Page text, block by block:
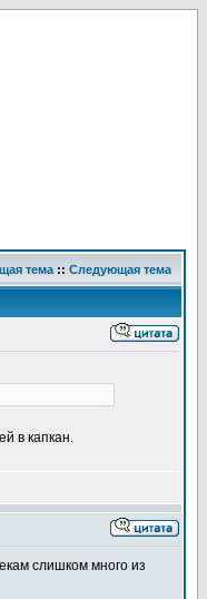
тема :: Следующая тема
в капкан.
слишком много из